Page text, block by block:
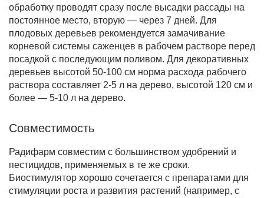
обработку проводят сразу после высадки рассады на
постоянное место, вторую — через 7 дней. Для
плодовых деревьев рекомендуется замачивание
корневой системы саженцев в рабочем растворе перед
посадкой с последующим поливом. Для декоративных
деревьев высотой 50-100 см норма расхода рабочего
раствора составляет 2-5 л на дерево, высотой 120 см и
более — 5-10 л на дерево.
Совместимость
Радифарм совместим с большинством удобрений и
пестицидов, применяемых в те же сроки.
Биостимулятор хорошо сочетается с препаратами для
стимуляции роста и развития растений (например, с